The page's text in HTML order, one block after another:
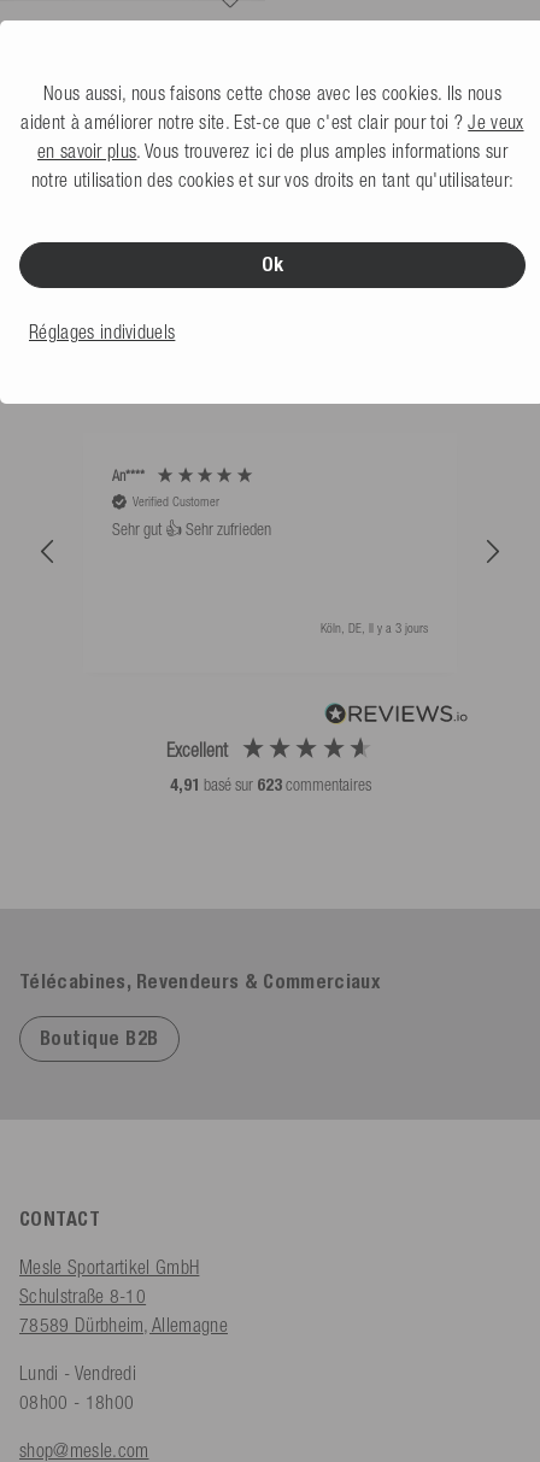
(1 Avis)
119,99 €
CE QUE DISENT NOS CLIENTS
Excellent
4,91 basé sur 623commentaires
An****
Verified Customer
Sehr gut 👍 Sehr zufrieden
Köln, DE, Il y a 3 jours
Télécabines, Revendeurs & Commerciaux
Boutique B2B
CONTACT
Mesle Sportartikel GmbH
Schulstraße 8-10
78589 Dürbheim, Allemagne
Lundi - Vendredi
08h00 - 18h00
shop@mesle.com
Nous aussi, nous faisons cette chose avec les cookies. Ils nous
aident à améliorer notre site. Est-ce que c'est clair pour toi ?Je veux
en savoir plus. Vous trouverez ici de plus amples informations sur
notre utilisation des cookies et sur vos droits en tant qu'utilisateur:
Ok
Réglages individuels